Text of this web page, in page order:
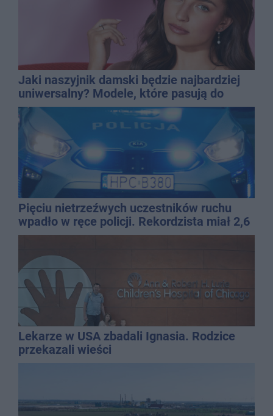
Jaki naszyjnik damski będzie najbardziej
uniwersalny? Modele, które pasują do
wielu stylizacji
Pięciu nietrzeźwych uczestników ruchu
wpadło w ręce policji. Rekordzista miał 2,6
promila
Lekarze w USA zbadali Ignasia. Rodzice
przekazali wieści